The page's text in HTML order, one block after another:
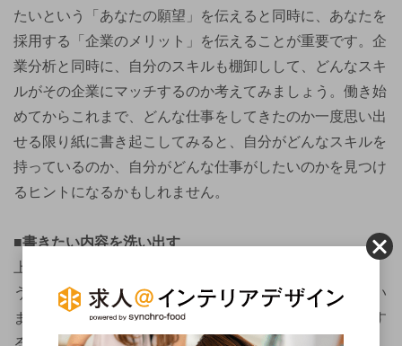
たいという「あなたの願望」を伝えると同時に、あなたを
採用する「企業のメリット」を伝えることが重要です。企
業分析と同時に、自分のスキルも棚卸しして、どんなスキ
ルがその企業にマッチするのか考えてみましょう。働き始
めてからこれまで、どんな仕事をしてきたのか一度思い出
せる限り紙に書き起こしてみると、自分がどんなスキルを
持っているのか、自分がどんな仕事がしたいのかを見つけ
るヒントになるかもしれません。
■書きたい内容を洗い出す
上記2点を踏まえて書きたい内容を洗い出してみましょ
う。志望動機を書くのに、いきなり履歴書に向かう方もい
ますが、まずはどんなことを書きたいか、ピックアップす